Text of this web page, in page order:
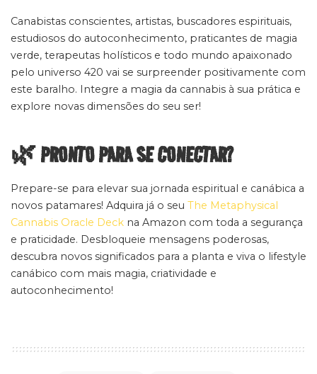
Canabistas conscientes, artistas, buscadores espirituais,
estudiosos do autoconhecimento, praticantes de magia
verde, terapeutas holísticos e todo mundo apaixonado
pelo universo 420 vai se surpreender positivamente com
este baralho. Integre a magia da cannabis à sua prática e
explore novas dimensões do seu ser!
🌿 PRONTO PARA SE CONECTAR?
Prepare-se para elevar sua jornada espiritual e canábica a
novos patamares! Adquira já o seu The Metaphysical
Cannabis Oracle Deck na Amazon com toda a segurança
e praticidade. Desbloqueie mensagens poderosas,
descubra novos significados para a planta e viva o lifestyle
canábico com mais magia, criatividade e
autoconhecimento!